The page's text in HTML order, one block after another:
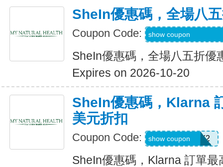
SheIn優惠碼，全場八
Coupon Code: show coupon
SheIn優惠碼，全場八五折優
Expires on 2026-10-20
SheIn優惠碼，Klarna
美元折扣
Coupon Code: KLARNAJULY2
show coupon
SheIn優惠碼，Klarna 訂單